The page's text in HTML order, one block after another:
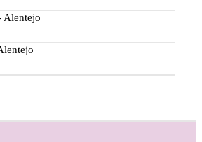
Alentejo